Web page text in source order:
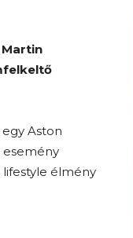
Aston
esemény
élmény